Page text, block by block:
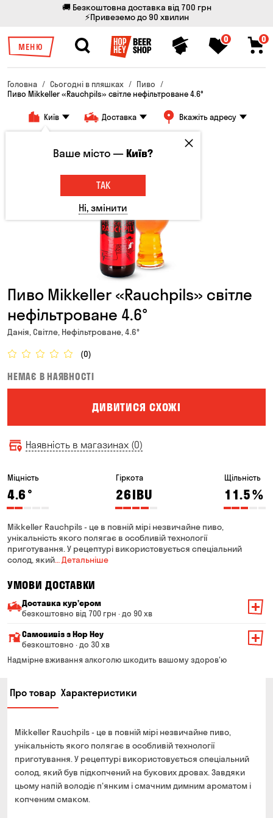
🚚 Безкоштовна доставка від 700 грн
⚡Привеземо до 90 хвилин
МЕНЮ
0 0
Головна Сьогодні в пляшках
Пиво
Пиво Mikkeller «Rauchpils» світле нефільтроване 4.6°
Київ Доставка Вкажіть адресу
Пиво Mikkeller «Rauchpils» світле
нефільтроване 4.6°
Данія, Світле, Нефільтроване, 4.6°
(0)
НЕМАЄ В НАЯВНОСТІ
ДИВИТИСЯ СХОЖІ
Наявність в магазинах (0)
Міцність
4.6°
Гіркота
26IBU
Щільність
11.5%
Mikkeller Rauchpils - це в повній мірі незвичайне пиво,
унікальність якого полягає в особливій технології
приготування. У рецептурі використовується спеціальний
солод, який… Детальніше
УМОВИ ДОСТАВКИ
Доставка курʼєром
безкоштовно від 700 грн · до 90 хв
Мінімальна сума всього замовлення — 200 грн
Вартість доставки залежить від суми всього замовлення:
Від 200 до 299 грн
Від 400 до 699 грн
Від 700 грн
Термін доставки — до 90 хвилин
*на час доставки можуть впливати повітряні тривоги
Оплата:
готівкою кур'єру
банківською картою на сайті
Самовивіз з Hop Hey
безкоштовно · до 30 хв
Мінімальна сума всього замовлення — 250 грн
Можете без черги забрати з магазину в зручний для
Вас час
готівкою в магазині
банківською картою на сайті та в магазині
Надмірне вживання алкоголю шкодить вашому здоров'ю
Про товар Характеристики
Mikkeller Rauchpils - це в повній мірі незвичайне пиво,
унікальність якого полягає в особливій технології
приготування. У рецептурі використовується спеціальний
солод, який був підкопчений на букових дровах. Завдяки
цьому напій володіє п'янким і смачним димним ароматом і
копченим смаком.
Ваше місто —Київ?
ТАК
Ні, змінити